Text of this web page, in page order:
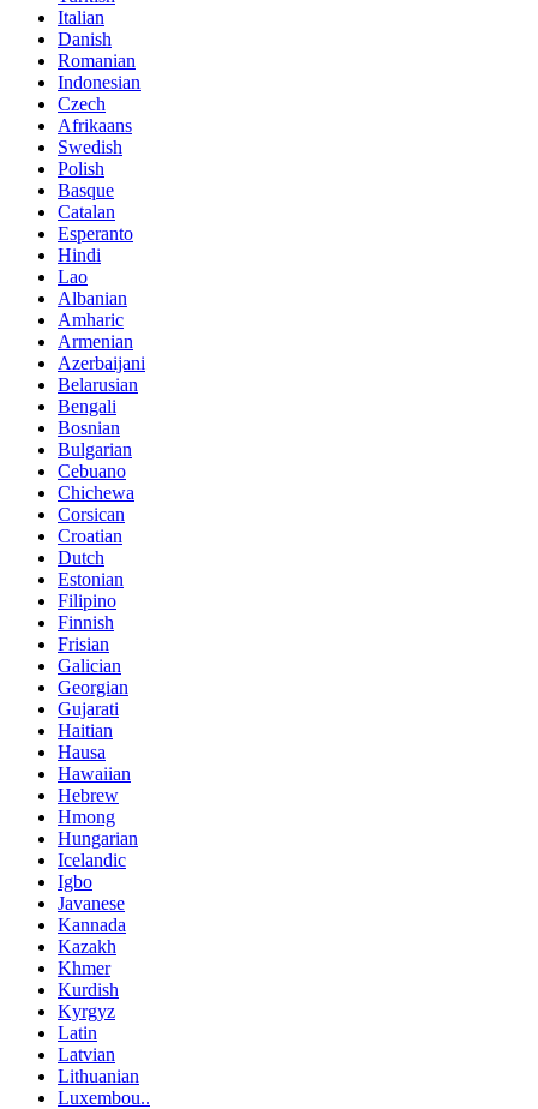
Italian
Danish
Romanian
Indonesian
Czech
Afrikaans
Swedish
Polish
Basque
Catalan
Esperanto
Hindi
Lao
Albanian
Amharic
Armenian
Azerbaijani
Belarusian
Bengali
Bosnian
Bulgarian
Cebuano
Chichewa
Corsican
Croatian
Dutch
Estonian
Filipino
Finnish
Frisian
Galician
Georgian
Gujarati
Haitian
Hausa
Hawaiian
Hebrew
Hmong
Hungarian
Icelandic
Igbo
Javanese
Kannada
Kazakh
Khmer
Kurdish
Kyrgyz
Latin
Latvian
Lithuanian
Luxembou..